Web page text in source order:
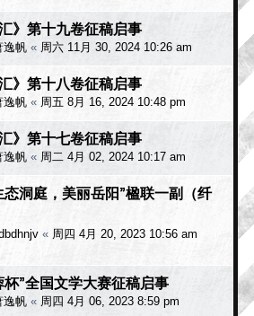
》第十九卷征稿启事
逸帆 « 周六 11月 30, 2024 10:26 am
》第十八卷征稿启事
逸帆 « 周五 8月 16, 2024 10:48 pm
》第十七卷征稿启事
逸帆 « 周二 4月 02, 2024 10:17 am
态洞庭，美丽岳阳”楹联一副（纤
« 周四 4月 20, 2023 10:56 am
”全国文学大赛征稿启事
逸帆 « 周四 4月 06, 2023 8:59 pm